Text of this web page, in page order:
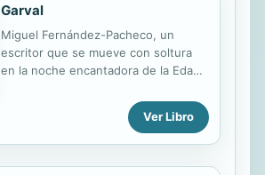
Garval
Miguel Fernández-Pacheco, un
escritor que se mueve con soltura
en la noche encantadora de la Edad
Odo de Cheriton, combinando la
certeza de nuestra ferocidad y
oponiéndola a la brutalidad inocente
Ver Libro